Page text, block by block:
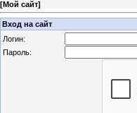
[Мой сайт]
Вход на сайт
Логин:
Пароль: